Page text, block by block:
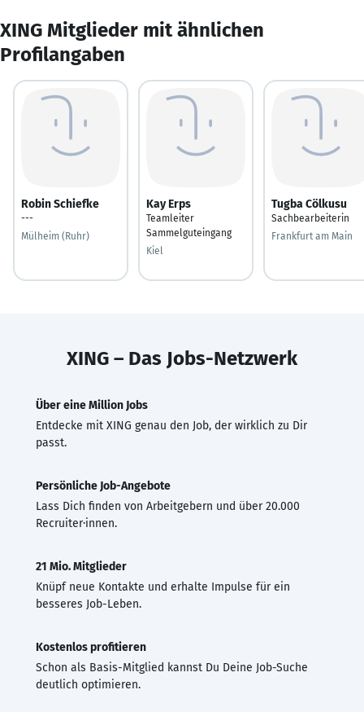
XING Mitglieder mit ähnlichen
Profilangaben
Robin Schiefke
---
Mülheim (Ruhr)
Kay Erps
Teamleiter
Sammelguteingang
Kiel
Tugba Cölkusu
Sachbearbeiterin
Frankfurt am Main
XING – Das Jobs-Netzwerk
Über eine Million Jobs
Entdecke mit XING genau den Job, der wirklich zu Dir
passt.
Persönliche Job-Angebote
Lass Dich finden von Arbeitgebern und über 20.000
Recruiter·innen.
21 Mio. Mitglieder
Knüpf neue Kontakte und erhalte Impulse für ein
besseres Job-Leben.
Kostenlos profitieren
Schon als Basis-Mitglied kannst Du Deine Job-Suche
deutlich optimieren.